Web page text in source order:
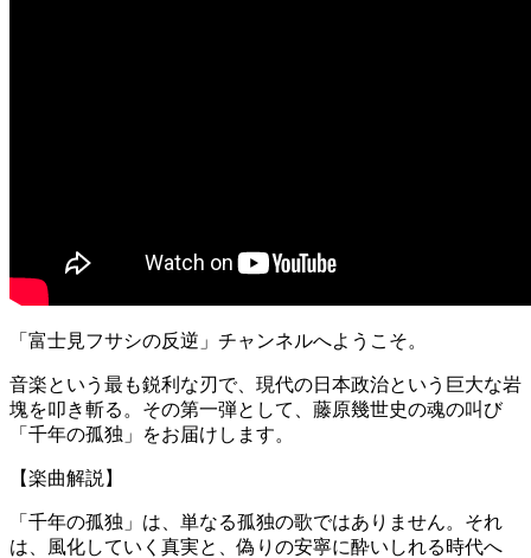
「富士見フサシの反逆」チャンネルへようこそ。
音楽という最も鋭利な刃で、現代の日本政治という巨大な岩
塊を叩き斬る。その第一弾として、藤原幾世史の魂の叫び
「千年の孤独」をお届けします。
【楽曲解説】
「千年の孤独」は、単なる孤独の歌ではありません。それ
は、風化していく真実と、偽りの安寧に酔いしれる時代へ